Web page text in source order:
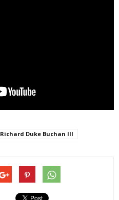
Richard Duke Buchan III